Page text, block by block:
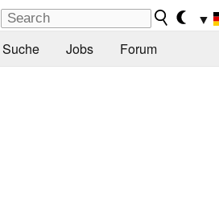
▼
Suche Jobs Forum